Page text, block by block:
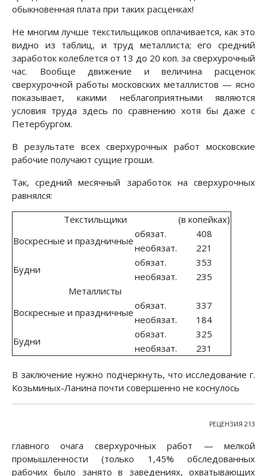
обыкновенная плата при таких расценках!
Не многим лучше текстильщиков оплачивается, как это
видно из таблиц, и труд металлиста; его средний
заработок колеблется от 13 до 20 коп. за сверхурочный
час. Вообще движение и величина расценок
сверхурочной работы московских металлистов — ясно
показывает, какими неблагоприятными являются
условия труда здесь по сравнению хотя бы даже с
Петербургом.
В результате всех сверхурочных работ московские
рабочие получают сущие гроши.
Так, средний месячный заработок на сверхурочных
равнялся:
Текстильщики
(в копейках)
Воскресные и праздничные
обязат.
408
необязат.
221
Будни
обязат.
353
необязат.
235
Металлисты
Воскресные и праздничные
обязат.
337
необязат.
184
Будни
обязат.
325
необязат.
231
В заключение нужно подчеркнуть, что исследование г.
Козьминых-Ланина почти совершенно не коснулось
РЕЦЕНЗИЯ 213
главного очага сверхурочных работ — мелкой
промышленности (только 1,45% обследованных
рабочих было занято в заведениях, охватывающих